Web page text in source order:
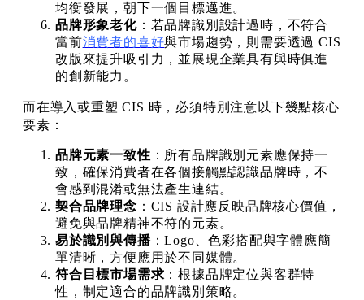
均衡發展，朝下一個目標邁進。
品牌形象老化：若品牌識別設計過時，不符合
當前消費者的喜好與市場趨勢，則需要透過 CIS
改版來提升吸引力，並展現企業具有與時俱進
的創新能力。
而在導入或重塑 CIS 時，必須特別注意以下幾點核心
要素：
品牌元素一致性 ：所有品牌識別元素應保持一
致，確保消費者在各個接觸點認識品牌時，不
會感到混淆或無法產生連結。
契合品牌理念 ：CIS 設計應反映品牌核心價值，
避免與品牌精神不符的元素。
易於識別與傳播：Logo、色彩搭配與字體應簡
單清晰，方便應用於不同媒體。
符合目標市場需求 ：根據品牌定位與客群特
性，制定適合的品牌識別策略。